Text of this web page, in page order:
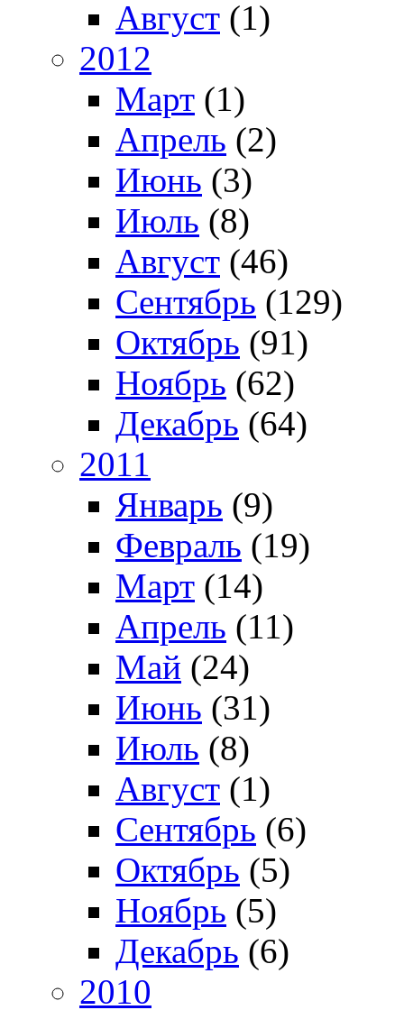
Август (1)
2012
Март (1)
Апрель (2)
Июнь (3)
Июль (8)
Август (46)
Сентябрь (129)
Октябрь (91)
Ноябрь (62)
Декабрь (64)
2011
Январь (9)
Февраль (19)
Март (14)
Апрель (11)
Май (24)
Июнь (31)
Июль (8)
Август (1)
Сентябрь (6)
Октябрь (5)
Ноябрь (5)
Декабрь (6)
2010